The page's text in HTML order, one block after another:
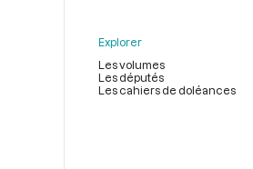
Explorer
Les volumes
Les députés
Les cahiers de doléances